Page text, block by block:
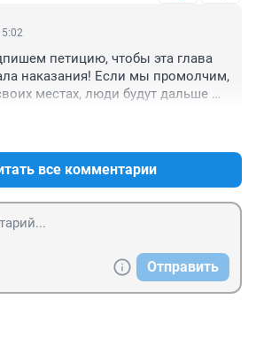
петицию, чтобы эта глава
наказания! Если мы промолчим,
местах, люди будут дальше
все комментарии
Отправить